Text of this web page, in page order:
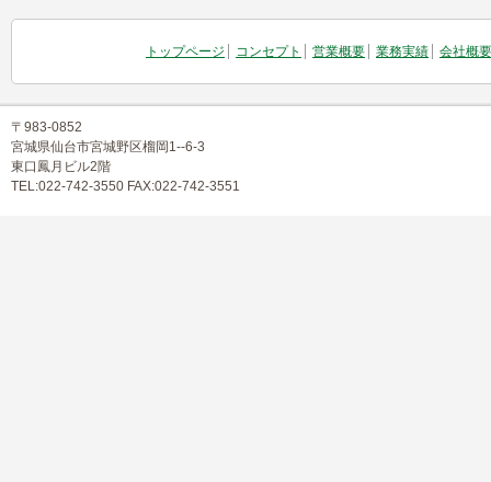
トップページ コンセプト 営業概要 業務実績 会社概要
〒983-0852
宮城県仙台市宮城野区榴岡1--6-3
東口鳳月ビル2階
TEL:022-742-3550 FAX:022-742-3551